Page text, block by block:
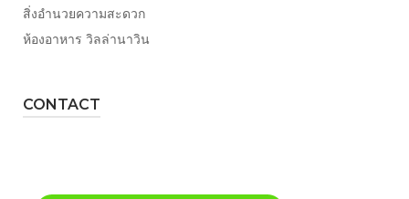
สิ่งอำนวยความสะดวก
ห้องอาหาร วิลล่านาวิน
CONTACT